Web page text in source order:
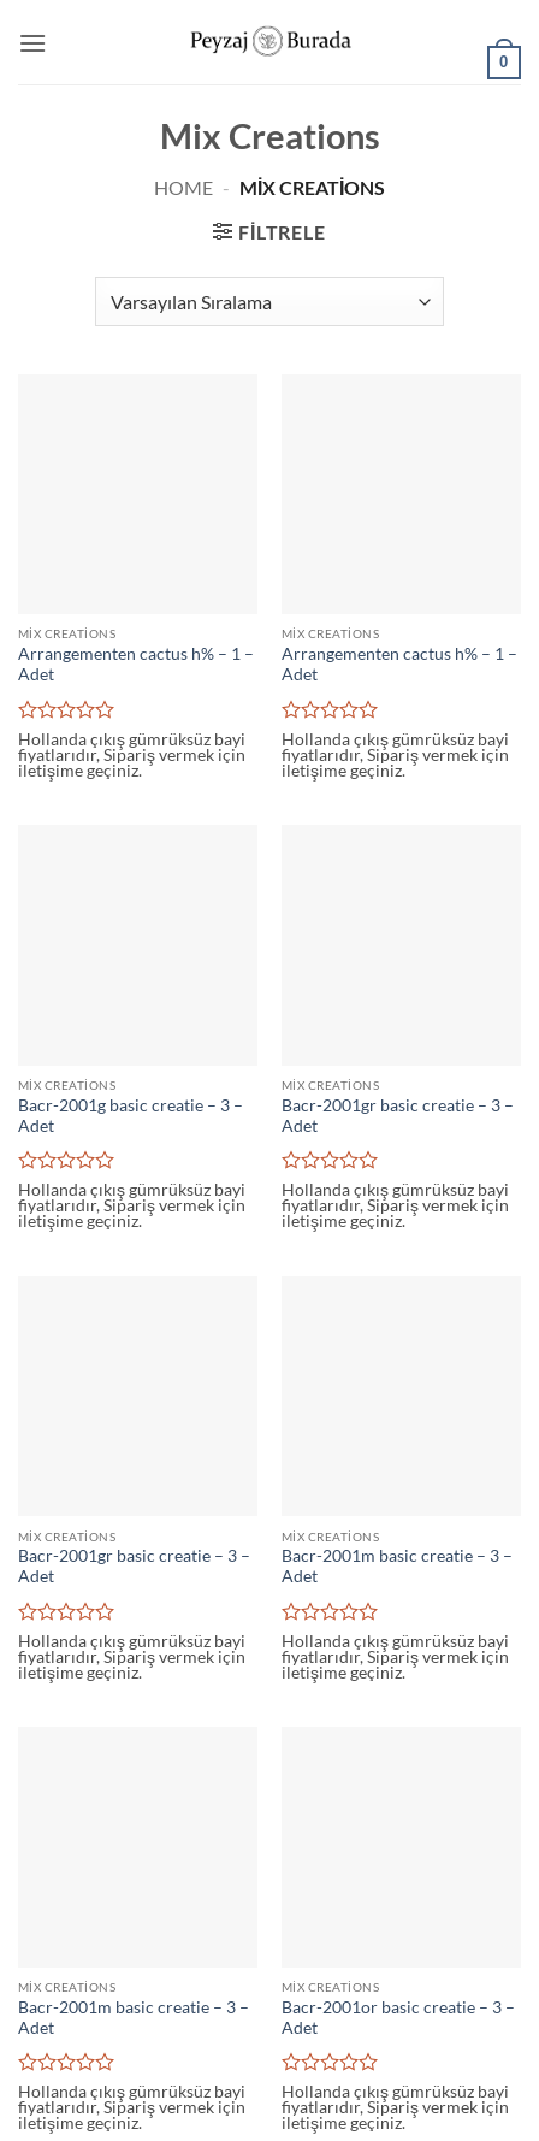
0
Mix Creations
HOME - MIX CREATIONS
FILTRELE
MIX CREATIONS
Arrangementen cactus h% – 1 –
Adet
5
üzerinden
0
Hollanda çıkış gümrüksüz bayi
fiyatlarıdır, Sipariş vermek için
iletişime geçiniz.
MIX CREATIONS
Arrangementen cactus h% – 1 –
Adet
5
üzerinden
0
Hollanda çıkış gümrüksüz bayi
fiyatlarıdır, Sipariş vermek için
iletişime geçiniz.
MIX CREATIONS
Bacr-2001g basic creatie – 3 –
Adet
5
üzerinden
0
Hollanda çıkış gümrüksüz bayi
fiyatlarıdır, Sipariş vermek için
iletişime geçiniz.
MIX CREATIONS
Bacr-2001gr basic creatie – 3 –
Adet
5
üzerinden
0
Hollanda çıkış gümrüksüz bayi
fiyatlarıdır, Sipariş vermek için
iletişime geçiniz.
MIX CREATIONS
Bacr-2001gr basic creatie – 3 –
Adet
5
üzerinden
0
Hollanda çıkış gümrüksüz bayi
fiyatlarıdır, Sipariş vermek için
iletişime geçiniz.
MIX CREATIONS
Bacr-2001m basic creatie – 3 –
Adet
5
üzerinden
0
Hollanda çıkış gümrüksüz bayi
fiyatlarıdır, Sipariş vermek için
iletişime geçiniz.
MIX CREATIONS
Bacr-2001m basic creatie – 3 –
Adet
5
üzerinden
0
Hollanda çıkış gümrüksüz bayi
fiyatlarıdır, Sipariş vermek için
iletişime geçiniz.
MIX CREATIONS
Bacr-2001or basic creatie – 3 –
Adet
5
üzerinden
0
Hollanda çıkış gümrüksüz bayi
fiyatlarıdır, Sipariş vermek için
iletişime geçiniz.